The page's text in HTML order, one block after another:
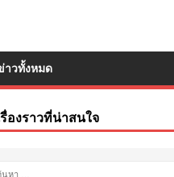
าวทั้งหมด
องราวที่น่าสนใจ